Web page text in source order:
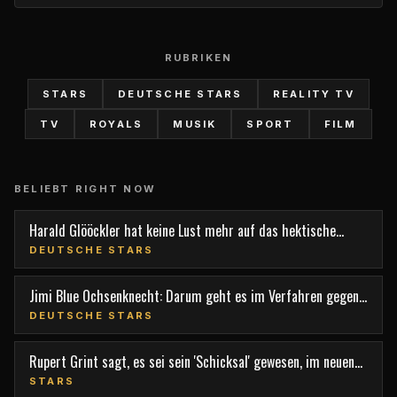
RUBRIKEN
STARS DEUTSCHE STARS REALITY TV
TV ROYALS MUSIK SPORT FILM
BELIEBT RIGHT NOW
Harald Glööckler hat keine Lust mehr auf das hektische
Berlin
DEUTSCHE STARS
Jimi Blue Ochsenknecht: Darum geht es im Verfahren gegen
den TV-Star
DEUTSCHE STARS
Rupert Grint sagt, es sei sein 'Schicksal' gewesen, im neuen
Film 'Nightborn' mitzuspielen
STARS